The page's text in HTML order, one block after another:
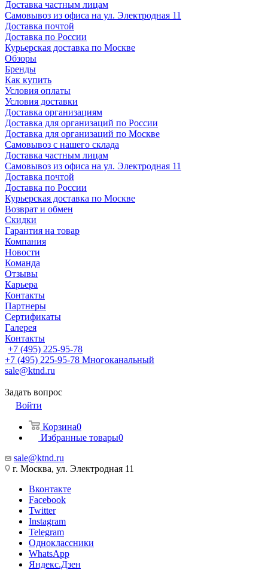
Доставка частным лицам
Самовывоз из офиса на ул. Электродная 11
Доставка почтой
Доставка по России
Курьерская доставка по Москве
Обзоры
Бренды
Как купить
Условия оплаты
Условия доставки
Доставка организациям
Доставка для организаций по России
Доставка для организаций по Москве
Самовывоз с нашего склада
Доставка частным лицам
Самовывоз из офиса на ул. Электродная 11
Доставка почтой
Доставка по России
Курьерская доставка по Москве
Возврат и обмен
Скидки
Гарантия на товар
Компания
Новости
Команда
Отзывы
Карьера
Контакты
Партнеры
Сертификаты
Галерея
Контакты
+7 (495) 225-95-78
+7 (495) 225-95-78 Многоканальный
sale@ktnd.ru
Задать вопрос
Войти
Корзина0
Избранные товары0
sale@ktnd.ru
г. Москва, ул. Электродная 11
Вконтакте
Facebook
Twitter
Instagram
Telegram
Одноклассники
WhatsApp
Яндекс.Дзен